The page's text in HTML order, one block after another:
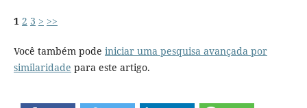
1 2 3 > >>
Você também pode iniciar uma pesquisa avançada por
similaridade para este artigo.